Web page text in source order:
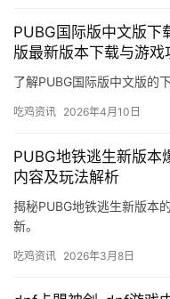
PUBG国际版中文版下
版最新版本下载与游戏
了解PUBG国际版中文版的
吃鸡资讯 2026年4月10日
PUBG地铁逃生新版本
内容及玩法解析
揭秘PUBG地铁逃生新版本
新。
吃鸡资讯 2026年3月8日